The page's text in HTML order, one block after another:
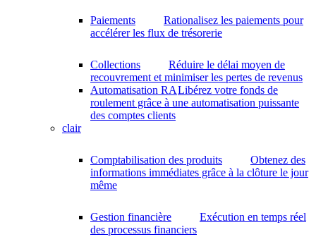
Paiements
Rationalisez les paiements pour
accélérer les flux de trésorerie
Collections
Réduire le délai moyen de
recouvrement et minimiser les pertes de revenus
Automatisation RALibérez votre fonds de
roulement grâce à une automatisation puissante
des comptes clients
clair
Comptabilisation des produits
Obtenez des
informations immédiates grâce à la clôture le jour
même
Gestion financière
Exécution en temps réel
des processus financiers